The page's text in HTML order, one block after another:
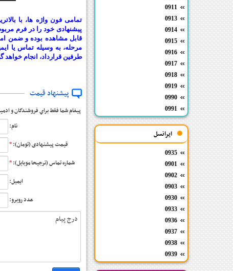
تمامی فون واژه ها، با
پیشنهادی خود را در فرم
قابل مشاهده بوده و ضمن
مرحله، به وسیله تماس یا
طرفین قرارداد، انجام خواهد
پیشنهاد قیمت
پيغام شما فقط براي فروشندگان و
نام:
قیمت پیشنهادی (تومان):*
شماره تماس (ترجیحا موبایل):*
ایمیل:
عدد روبرو:
0911
0913
0914
0915
0916
0917
0918
0919
0990
0991
ایرانسل
0935
0901
0902
0903
0930
0933
0936
0937
0938
0939